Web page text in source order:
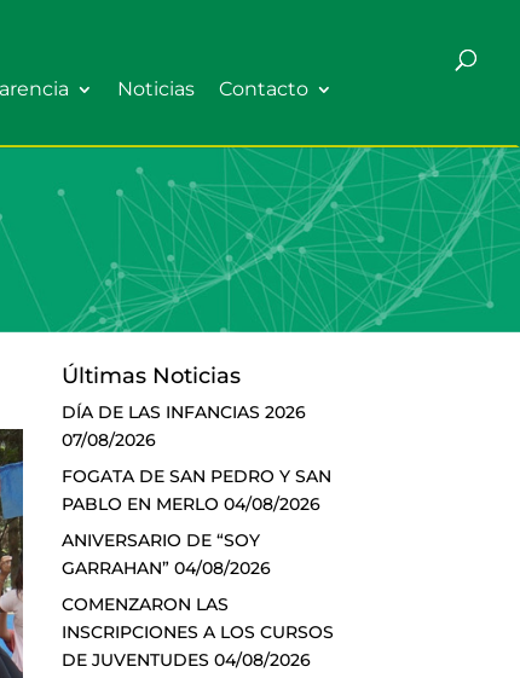
Noticias Contacto
Últimas Noticias
DÍA DE LAS INFANCIAS 2026
07/08/2026
FOGATA DE SAN PEDRO Y SAN
PABLO EN MERLO 04/08/2026
ANIVERSARIO DE “SOY
GARRAHAN” 04/08/2026
COMENZARON LAS
INSCRIPCIONES A LOS CURSOS
DE JUVENTUDES 04/08/2026